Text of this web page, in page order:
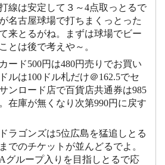
線は安定して３～4点取っとるで
名古屋球場で打ちまくっとった
来とるがね。まずは球場でビー
とは後で考えや～。
ード500円は480円売りでお買い
ルは100ドル札だけ＠162.5でセ
ンロード店で百貨店共通券は985
在庫が無くなり次第990円に戻す
ラゴンズは5位広島を猛追しとる
でのチケットが並んどるでよ。
グループ入りを目指しとるで応